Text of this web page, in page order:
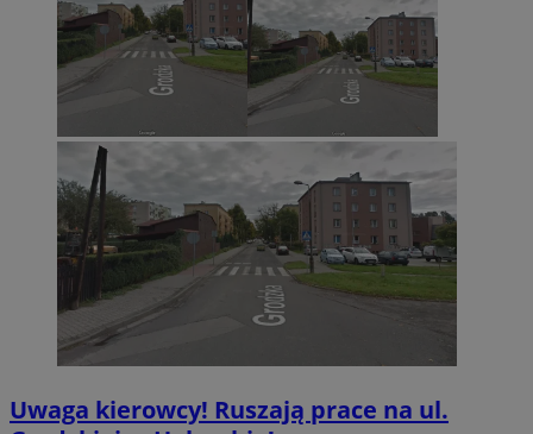
Uwaga kierowcy! Ruszają prace na ul.